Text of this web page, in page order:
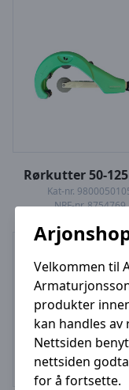
Velkommen til
produkter
kan handles
Nettsiden
nettsiden
for å fortsette.
Rørkutter 50-
Kat-nr.
NRF-nr. 8754769